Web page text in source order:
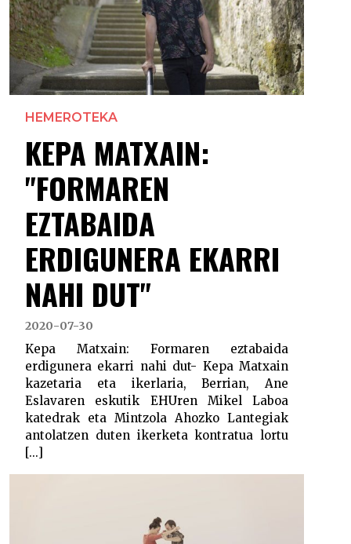
HEMEROTEKA
KEPA MATXAIN:
"FORMAREN
EZTABAIDA
ERDIGUNERA EKARRI
NAHI DUT"
2020-07-30
Kepa Matxain: Formaren eztabaida
erdigunera ekarri nahi dut- Kepa Matxain
kazetaria eta ikerlaria, Berrian, Ane
Eslavaren eskutik EHUren Mikel Laboa
katedrak eta Mintzola Ahozko Lantegiak
antolatzen duten ikerketa kontratua lortu
[...]